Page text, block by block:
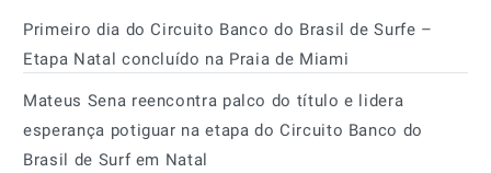
Primeiro dia do Circuito Banco do Brasil de Surfe –
Etapa Natal concluído na Praia de Miami
Mateus Sena reencontra palco do título e lidera
esperança potiguar na etapa do Circuito Banco do
Brasil de Surf em Natal